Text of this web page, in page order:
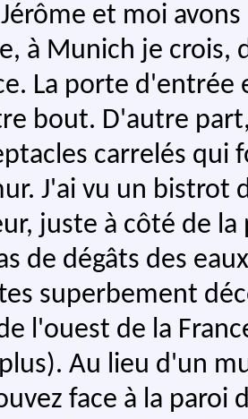
et moi
à Munich je crois,
La porte
bout. D'autre
carrelés qui
J'ai vu un bistrot
juste à côté de
de dégâts des
superbement
l'ouest de la
Au lieu d'un
face à la paroi